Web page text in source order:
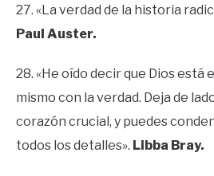
27. «La verdad de la historia
Paul Auster.
28. «He oído decir que Dios está
mismo con la verdad. Deja de
corazón crucial, y puedes
todos los detalles». Libba Bray.